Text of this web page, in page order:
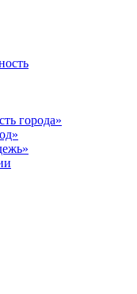
города»